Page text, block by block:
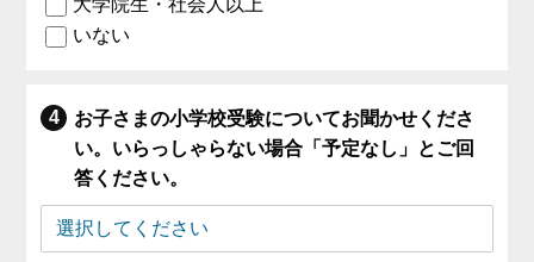
大学院生・社会人以上
いない
お子さまの小学校受験についてお聞かせくださ
い。いらっしゃらない場合「予定なし」とご回
答ください。